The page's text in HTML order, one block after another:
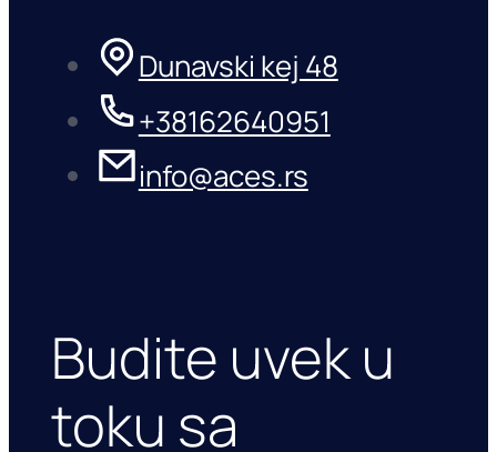
Dunavski kej 48
+38162640951
info@aces.rs
Budite uvek u
toku sa